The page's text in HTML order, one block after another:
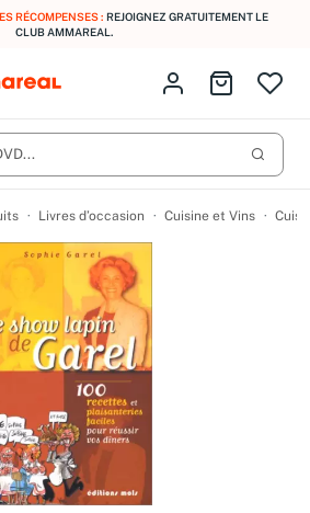
RÉCOMPENSES : REJOIGNEZ GRATUITEMENT LE
CLUB AMMAREAL.
l'article que vous cherchiez ?
dans votre compte pour être alerté dès
qu'il est en stock.
Créer une alerte
Identifiez-vous
Aller au
Livres d’occasion Cuisine et Vins